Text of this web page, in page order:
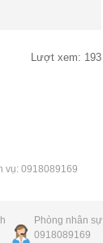
Lượt xem: 193
vụ: 0918089169
Phòng nhân sự
0918089169